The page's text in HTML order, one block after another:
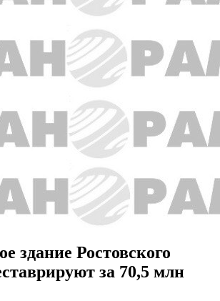
здание Ростовского
за 70,5 млн